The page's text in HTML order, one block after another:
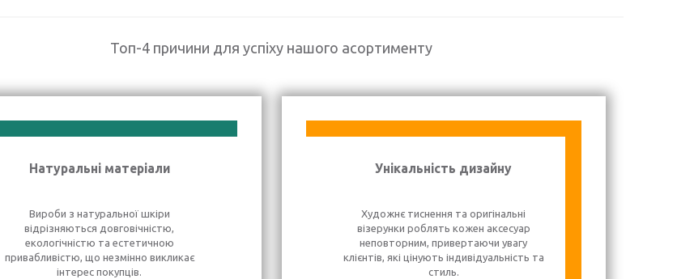
Топ-4 причини для успіху нашого асортименту
Натуральні матеріали
Вироби з натуральної шкіри
відрізняються довговічністю,
екологічністю та естетичною
привабливістю, що незмінно викликає
інтерес покупців.
Унікальність дизайну
Художнє тиснення та оригінальні
візерунки роблять кожен аксесуар
неповторним, привертаючи увагу
клієнтів, які цінують індивідуальність та
стиль.